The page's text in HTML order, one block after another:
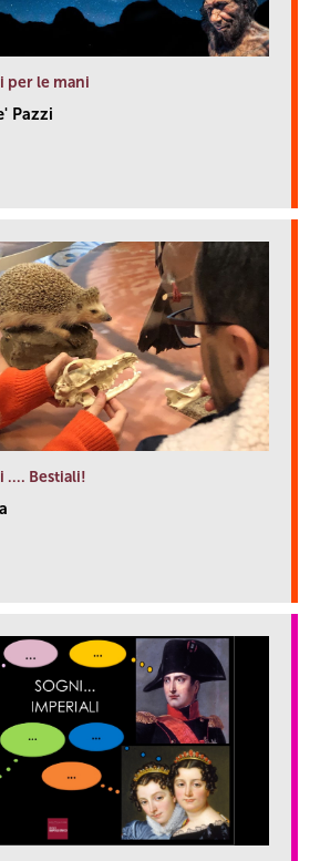
per le mani
Pazzi
…. Bestiali!